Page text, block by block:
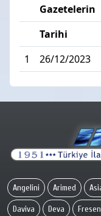
Gazetelerin
Tarihi
1
26/12/2023
Angelini Arimed
Daviva Deva